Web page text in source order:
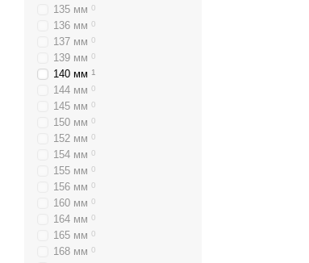
135 мм 0
136 мм 0
137 мм 0
139 мм 0
140 мм 1
144 мм 0
145 мм 0
150 мм 0
152 мм 0
154 мм 0
155 мм 0
156 мм 0
160 мм 0
164 мм 0
165 мм 0
168 мм 0